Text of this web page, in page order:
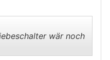
wär noch